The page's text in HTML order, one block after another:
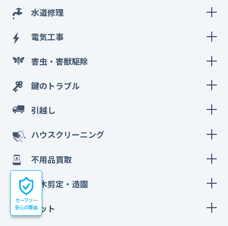
セーフリー
安心の理由
水道修理
電気工事
害虫・害獣駆除
鍵のトラブル
引越し
ハウスクリーニング
不用品買取
庭木剪定・造園
ペット